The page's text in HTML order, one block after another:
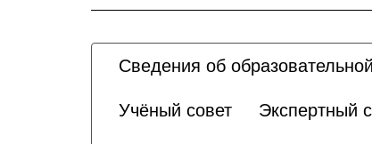
Сведения об
Учёный совет Экспертный